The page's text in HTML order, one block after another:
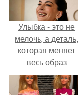
Улыбка - это не
мелочь, а деталь,
которая меняет
весь образ
человека.